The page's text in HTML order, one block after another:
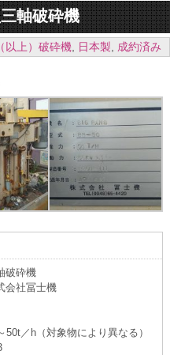
軸破砕機
以上）破砕機, 日本製, 成約済み
破砕機
会社冨士機
50t／h（対象物により異なる）